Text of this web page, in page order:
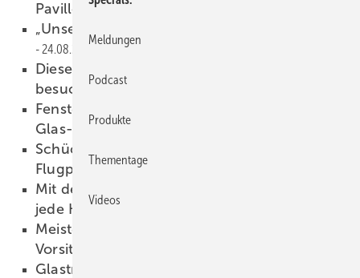
Pavillon“
„Unsere Kunden wollen nur das Beste“
24.08.2023
Diese beiden BF-Symposien sollten Sie
besuchen
Fensterbauer Meeth wird Partner im CSP-
Glas-Netzwerk
Schüco erwirbt 100.000 m
Flugplatz Gütersloh
Mit dem Swisspacer Air für jedes Terrain und
jede Höhe gerüstet
Meisterteam: Burkhard Leffers als
Vorsitzender bestätigt
Glastrennwände für zeitgemäße Sanierung
Meldungen
Podcast
Produkte
Thementage
Videos